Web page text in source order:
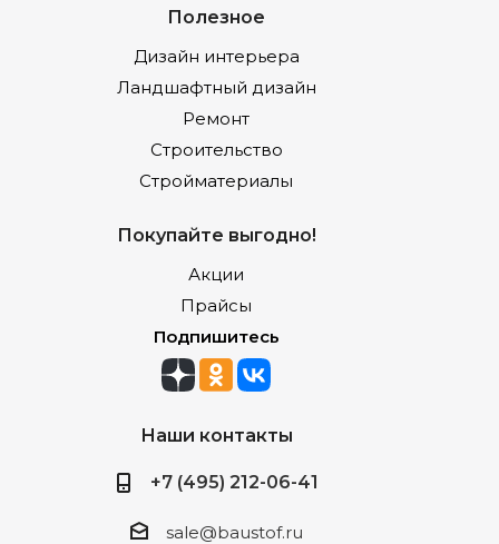
Полезное
Дизайн интерьера
Ландшафтный дизайн
Ремонт
Строительство
Стройматериалы
Покупайте выгодно!
Акции
Прайсы
Подпишитесь
Наши контакты
+7 (495) 212-06-41
sale@baustof.ru